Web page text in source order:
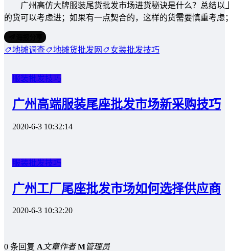
广州高仿大牌服装尾货批发市场进货秘诀是什么？总结以
的货可以考虑进；如果有一点契合的，这样的货需要慎重考
地摊调查 地摊货批发网 女装批发技巧
服装批发技巧
广州高端服装尾座批发市场新采购技巧
2020-6-3 10:32:14
服装批发技巧
广州工厂尾座批发市场如何选择供应商
2020-6-3 10:32:20
0 条回复 A文章作者 M管理员